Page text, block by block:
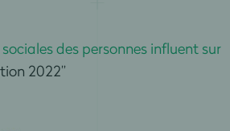
des personnes influent sur
2022”